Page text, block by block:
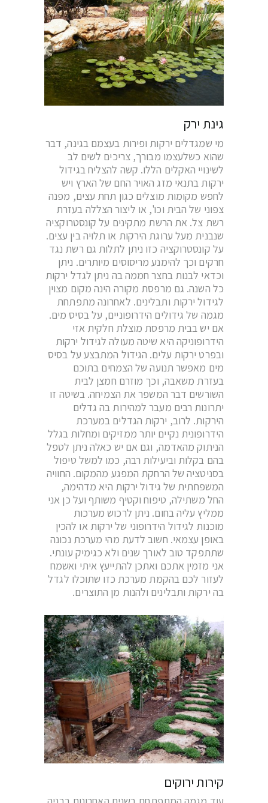
גינת ירק
מי שמגדלים ירקות ופירות בעצמם בגינה, דבר
שהוא כשלעצמו מבורך, צריכים לשים לב
לשינויי האקלים הללו. קשה להצליח בגידול
ירקות בתנאי מזג האויר החם של הארץ ויש
לחפש מקומות מוצלים כגון תחת עצים, מפנה
צפוני של הבית וכו', או ליצור הצללה בעזרת
רשת צל. את הרשת מתקינים על קונסטרוקציה
שנבנית מעל ערוגת הירקות או תלויה בין עצים.
על קונסטרוקציה כזו ניתן לתלות גם רשת נגד
חרקים וכך להימנע מריסוסים מיותרים. ניתן
וכדאי לבנות בחצר חממה בה ניתן לגדל ירקות
כל השנה. גם מרפסת מקורה הינה מקום מצוין
לגידול ירקות ותבלינים. לאחרונה מתפתחת
מגמה של גידולים הידרופוניים, על בסיס מים.
אם יש בבית מרפסת מוצלת חלקית אזי
הידרופוניקה היא שיטה מעולה לגידול ירקות
ובפרט ירקות עלים. הגידול המתבצע על בסיס
מים מאפשר תנועה של הצמחים בתוכם
בעזרת משאבה, וכך מוזרם חמצן לבית
השורשים דבר המשפר את הצמיחה. בשיטה זו
יתרונות רבים מעבר למהירות בה גדלים
הירקות. לרוב, ירקות הגדלים במערכת
הידרופונית נקיים יותר ממזיקים ומחלות בגלל
הניתוק מהאדמה, וגם אם יש כאלה ניתן לטפל
בהם בקלות וביעילות רבה, כמו למשל טיפול
בסניטציה של הרחקת המפגע מהמקום. החוויה
המשפחתית של גידול ירקות היא מדהימה,
החל משתילה, טיפוח וקטיף משותף ועל כן אני
ממליץ עליה בחום. ניתן לרכוש מערכות
מוכנות לגידול הידרופוני של ירקות או להכין
באופן עצמאי. חשוב לדעת מהי מערכת נכונה
שתתפקד טוב לאורך שנים ולא כגימיק עונתי.
אני מזמין אתכם ואתכן להתייעץ איתי ואשמח
לעזור לכם בהקמת מערכת כזו שתוכלו לגדל
בה ירקות ותבלינים ולהנות מן התוצרים.
קירות ירוקים